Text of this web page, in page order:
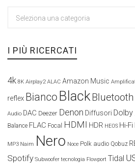
Seleziona una categoria
I PIÙ RICERCATI
4k 8K Airplay2 ALAC Amazon Music
reflex Bianco BlackBluetooth
Audio DAC Deezer Denon Diffusori
Balance FLAC Focal HDMI HDR HEOS Hi-Fi
MP3 Naim Nero Noce Polk audio Qobuz
Spotify Subwoofer tecnologia Flowport Tidal